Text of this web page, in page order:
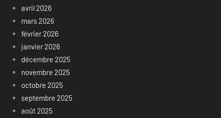
avril 2026
mars 2026
février 2026
janvier 2026
décembre 2025
novembre 2025
octobre 2025
septembre 2025
août 2025